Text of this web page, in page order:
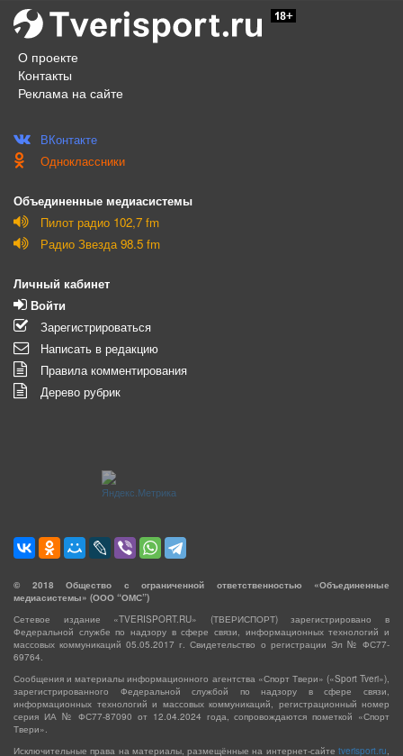
О проекте
Контакты
Реклама на сайте
ВКонтакте
Одноклассники
Объединенные медиасистемы
Пилот радио 102,7 fm
Радио Звезда 98.5 fm
Личный кабинет
Войти
Зарегистрироваться
Написать в редакцию
Правила комментирования
Дерево рубрик
© 2018 Общество с ограниченной ответственностью «Объединенные
медиасистемы» (ООО “ОМС”)
Сетевое издание «TVERISPORT.RU» (ТВЕРИСПОРТ) зарегистрировано в
Федеральной службе по надзору в сфере связи, информационных технологий и
массовых коммуникаций 05.05.2017 г. Свидетельство о регистрации Эл № ФС77-
69764.
Сообщения и материалы информационного агентства «Спорт Твери» («Sport Tveri»),
зарегистрированного Федеральной службой по надзору в сфере связи,
информационных технологий и массовых коммуникаций, регистрационный номер
серия ИА № ФС77-87090 от 12.04.2024 года, сопровождаются пометкой «Спорт
Твери».
Исключительные права на материалы, размещённые на интернет-сайте tverisport.ru,